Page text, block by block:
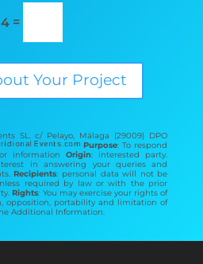
=
Your Project
SL. c/ Pelayo, Málaga (29009) DPO
Purpose: To respond
informationOrigin: interested party.
in answering your queries and
Recipients: personal data will not be
required by law or with the prior
Rights: You may exercise your rights of
opposition, portability and limitation of
Additional Information.